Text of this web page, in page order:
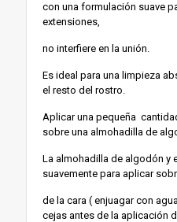
con una formulación suave
extensiones,
no interfiere en la unión.
Es ideal para una limpieza
el resto del rostro.
Aplicar una pequeña
sobre una almohadilla de
La almohadilla de algodón y
suavemente para aplicar
de la cara ( enjuagar con
cejas antes de la aplicación